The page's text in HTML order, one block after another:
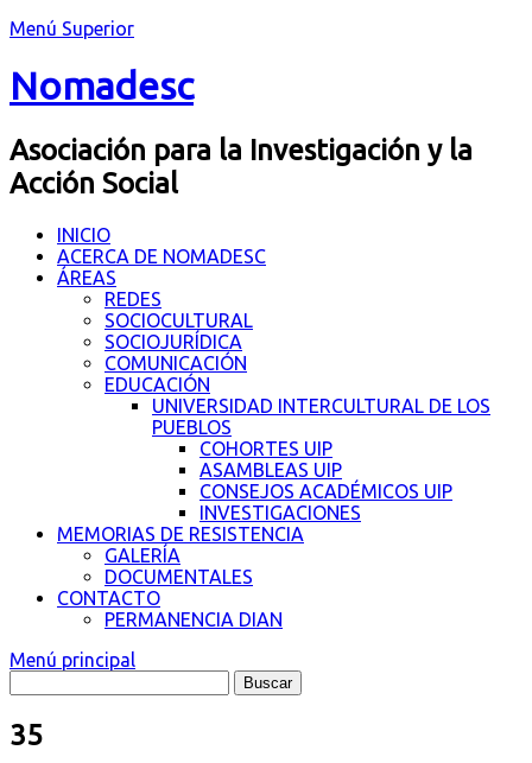
Menú Superior
Nomadesc
Asociación para la Investigación y la
Acción Social
INICIO
ACERCA DE NOMADESC
ÁREAS
REDES
SOCIOCULTURAL
SOCIOJURÍDICA
COMUNICACIÓN
EDUCACIÓN
UNIVERSIDAD INTERCULTURAL DE LOS
PUEBLOS
COHORTES UIP
ASAMBLEAS UIP
CONSEJOS ACADÉMICOS UIP
INVESTIGACIONES
MEMORIAS DE RESISTENCIA
GALERÍA
DOCUMENTALES
CONTACTO
PERMANENCIA DIAN
Menú principal
35